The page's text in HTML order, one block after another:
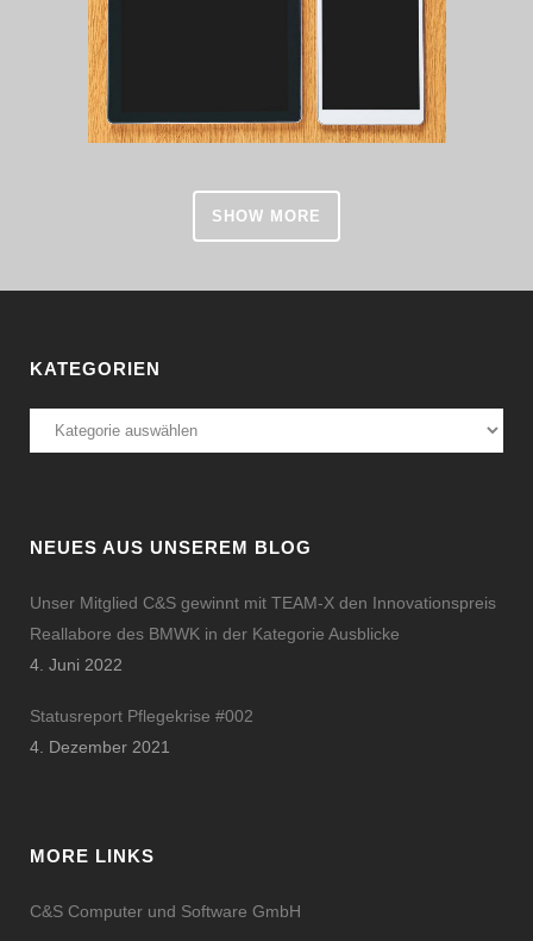
SHOW MORE
KATEGORIEN
Kategorien
NEUES AUS UNSEREM BLOG
Unser Mitglied C&S gewinnt mit TEAM-X den Innovationspreis
Reallabore des BMWK in der Kategorie Ausblicke
4. Juni 2022
Statusreport Pflegekrise #002
4. Dezember 2021
MORE LINKS
C&S Computer und Software GmbH